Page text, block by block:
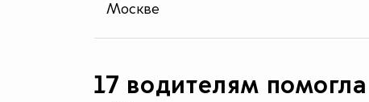
Москве
17 водителям